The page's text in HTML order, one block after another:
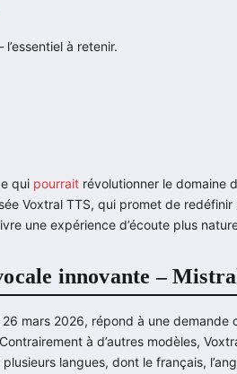
à retenir.
qui pourrait révolutionner le domaine
Voxtral TTS, qui promet de
une expérience d’écoute plus
innovante –
26 mars 2026, répond à une
à d’autres modèles,
langues, dont le français,